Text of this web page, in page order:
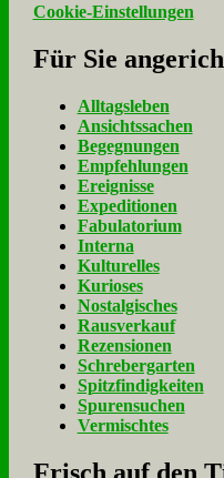
Cookie-Einstellungen
Für Sie
Alltagsleben
Ansichtssachen
Begegnungen
Empfehlungen
Ereignisse
Expeditionen
Fabulatorium
Interna
Kulturelles
Kurioses
Nostalgisches
Rausverkauf
Rezensionen
Schrebergarten
Spitzfindigkeiten
Spurensuchen
Vermischtes
Frisch auf den